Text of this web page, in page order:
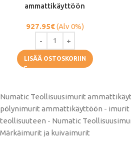
ammattikäyttöön
927.95€(Alv 0%)
LISÄÄ OSTOSKORIIN
Numatic Teollisuusimurit
pölynimurit ammattikäyttöön -
teollisuuteen - Numatic
Märkäimurit ja kuivaimurit